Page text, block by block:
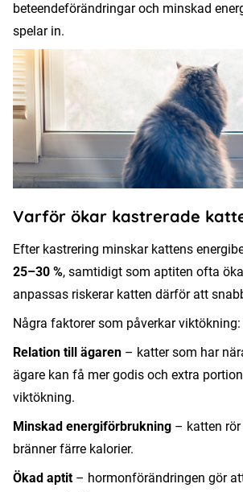
beteendeförändringar och minskad
spelar in.
Varför ökar kastrerade
Efter kastrering minskar kattens
25–30 %, samtidigt som aptiten ofta
anpassas riskerar katten därför att
Några faktorer som påverkar viktökning:
Relation till ägaren – katter som har
ägare kan få mer godis och extra
viktökning.
Minskad energiförbrukning – katten
bränner färre kalorier.
Ökad aptit– hormonförändringen gör